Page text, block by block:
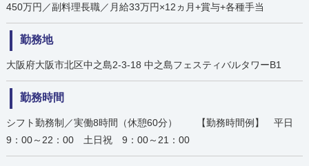
450万円／副料理長職／月給33万円×12ヵ月+賞与+各種手当
勤務地
大阪府大阪市北区中之島2-3-18 中之島フェスティバルタワーB1
勤務時間
シフト勤務制／実働8時間（休憩60分） 【勤務時間例】 平日
9：00～22：00 土日祝 9：00～21：00